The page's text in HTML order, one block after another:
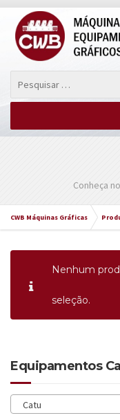
Conheça
CWB Máquinas Gráficas
Nenhum
seleção.
Equipamentos
Catu